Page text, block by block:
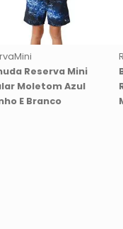
Reserva Mini
Moletom Azul
E Branco